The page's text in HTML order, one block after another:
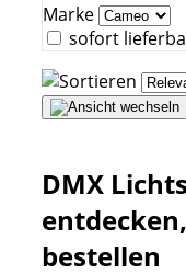
Marke
sofort
DMX
bestellen